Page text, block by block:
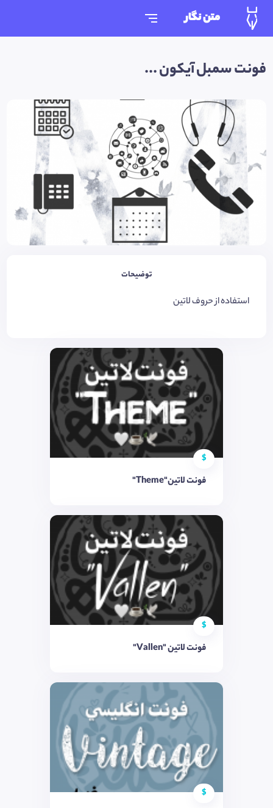
متن نگار
فونت سمبل آیکون ...
توضیحات
استفاده از حروف لاتین
$
فونت لاتین"Theme"
$
فونت لاتین "Vallen"
$